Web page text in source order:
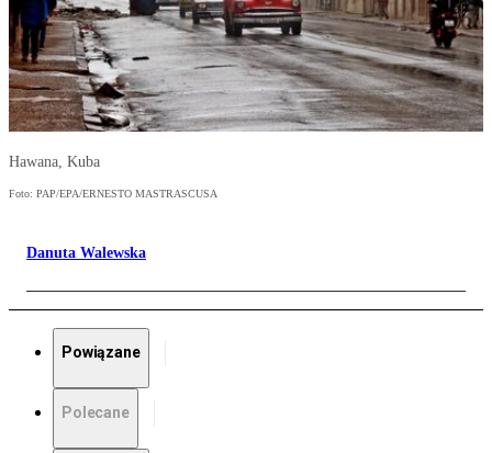
Hawana, Kuba
Foto: PAP/EPA/ERNESTO MASTRASCUSA
Danuta Walewska
Powiązane
Polecane